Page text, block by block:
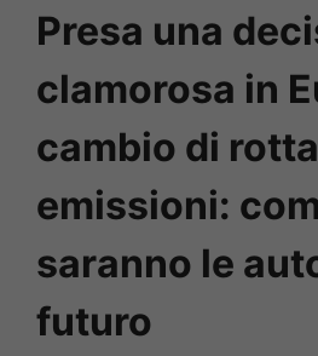
Presa una
clamorosa in
cambio di
emissioni:
saranno le
futuro